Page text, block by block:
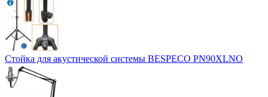
Стойка для акустической системы BESPECO PN90XLNO